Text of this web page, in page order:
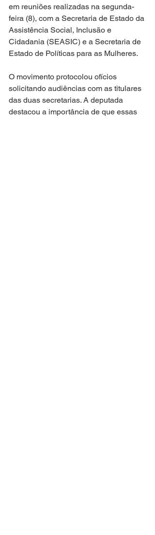
em reuniões realizadas na segunda-
feira (8), com a Secretaria de Estado da
Assistência Social, Inclusão e
Cidadania (SEASIC) e a Secretaria de
Estado de Políticas para as Mulheres.
O movimento protocolou ofícios
solicitando audiências com as titulares
das duas secretarias. A deputada
destacou a importância de que essas